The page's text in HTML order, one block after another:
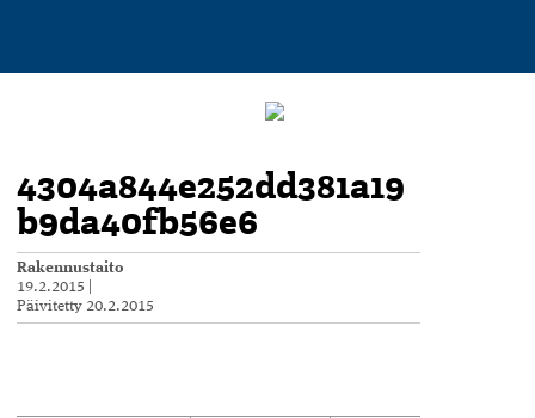
4304a844e252dd381a19
b9da40fb56e6
Rakennustaito
19.2.2015
Päivitetty 20.2.2015